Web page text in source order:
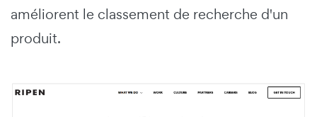
améliorent le classement de recherche d'un
produit.